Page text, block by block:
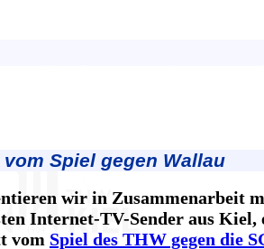
Spiel gegen Wallau
wir in Zusammenarbeit
Internet-TV-Sender aus Kiel,
vom Spiel des THW gegen die